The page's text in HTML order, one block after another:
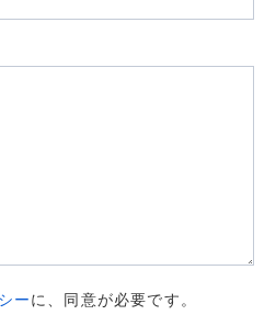
ーに、同意が必要です。